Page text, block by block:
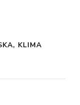
KLIMA